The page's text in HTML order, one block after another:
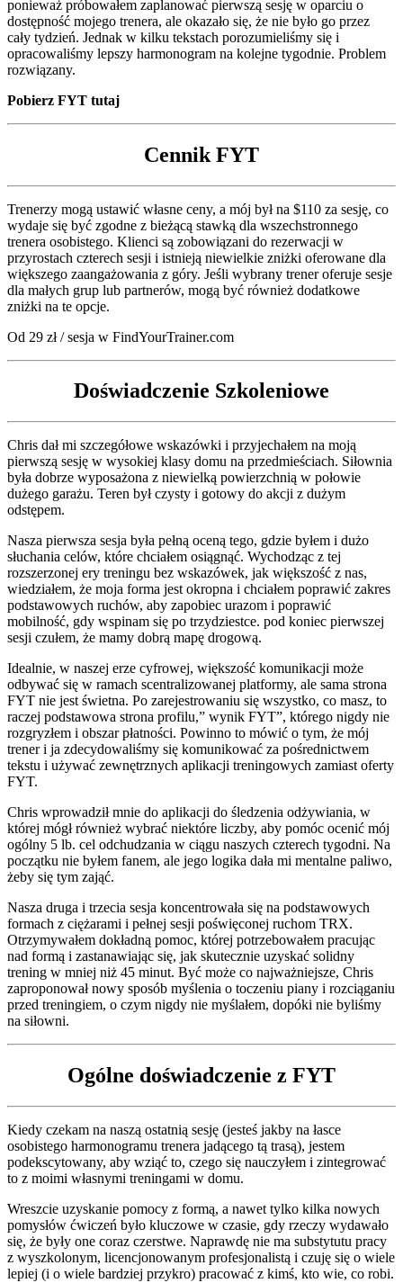
ponieważ próbowałem zaplanować pierwszą sesję w oparciu o
dostępność mojego trenera, ale okazało się, że nie było go przez
cały tydzień. Jednak w kilku tekstach porozumieliśmy się i
opracowaliśmy lepszy harmonogram na kolejne tygodnie. Problem
rozwiązany.
Pobierz FYT tutaj
Cennik FYT
Trenerzy mogą ustawić własne ceny, a mój był na $110 za sesję, co
wydaje się być zgodne z bieżącą stawką dla wszechstronnego
trenera osobistego. Klienci są zobowiązani do rezerwacji w
przyrostach czterech sesji i istnieją niewielkie zniżki oferowane dla
większego zaangażowania z góry. Jeśli wybrany trener oferuje sesje
dla małych grup lub partnerów, mogą być również dodatkowe
zniżki na te opcje.
Od 29 zł / sesja w FindYourTrainer.com
Doświadczenie Szkoleniowe
Chris dał mi szczegółowe wskazówki i przyjechałem na moją
pierwszą sesję w wysokiej klasy domu na przedmieściach. Siłownia
była dobrze wyposażona z niewielką powierzchnią w połowie
dużego garażu. Teren był czysty i gotowy do akcji z dużym
odstępem.
Nasza pierwsza sesja była pełną oceną tego, gdzie byłem i dużo
słuchania celów, które chciałem osiągnąć. Wychodząc z tej
rozszerzonej ery treningu bez wskazówek, jak większość z nas,
wiedziałem, że moja forma jest okropna i chciałem poprawić zakres
podstawowych ruchów, aby zapobiec urazom i poprawić
mobilność, gdy wspinam się po trzydziestce. pod koniec pierwszej
sesji czułem, że mamy dobrą mapę drogową.
Idealnie, w naszej erze cyfrowej, większość komunikacji może
odbywać się w ramach scentralizowanej platformy, ale sama strona
FYT nie jest świetna. Po zarejestrowaniu się wszystko, co masz, to
raczej podstawowa strona profilu,” wynik FYT”, którego nigdy nie
rozgryzłem i obszar płatności. Powinno to mówić o tym, że mój
trener i ja zdecydowaliśmy się komunikować za pośrednictwem
tekstu i używać zewnętrznych aplikacji treningowych zamiast oferty
FYT.
Chris wprowadził mnie do aplikacji do śledzenia odżywiania, w
której mógł również wybrać niektóre liczby, aby pomóc ocenić mój
ogólny 5 lb. cel odchudzania w ciągu naszych czterech tygodni. Na
początku nie byłem fanem, ale jego logika dała mi mentalne paliwo,
żeby się tym zająć.
Nasza druga i trzecia sesja koncentrowała się na podstawowych
formach z ciężarami i pełnej sesji poświęconej ruchom TRX.
Otrzymywałem dokładną pomoc, której potrzebowałem pracując
nad formą i zastanawiając się, jak skutecznie uzyskać solidny
trening w mniej niż 45 minut. Być może co najważniejsze, Chris
zaproponował nowy sposób myślenia o toczeniu piany i rozciąganiu
przed treningiem, o czym nigdy nie myślałem, dopóki nie byliśmy
na siłowni.
Ogólne doświadczenie z FYT
Kiedy czekam na naszą ostatnią sesję (jesteś jakby na łasce
osobistego harmonogramu trenera jadącego tą trasą), jestem
podekscytowany, aby wziąć to, czego się nauczyłem i zintegrować
to z moimi własnymi treningami w domu.
Wreszcie uzyskanie pomocy z formą, a nawet tylko kilka nowych
pomysłów ćwiczeń było kluczowe w czasie, gdy rzeczy wydawało
się, że były one coraz czerstwe. Naprawdę nie ma substytutu pracy
z wyszkolonym, licencjonowanym profesjonalistą i czuję się o wiele
lepiej (i o wiele bardziej przykro) pracować z kimś, kto wie, co robi.